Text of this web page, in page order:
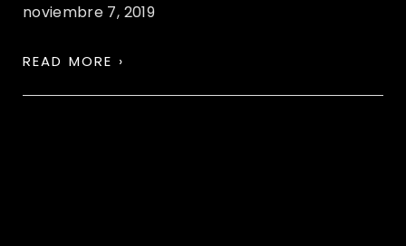
noviembre 7, 2019
READ MORE ›